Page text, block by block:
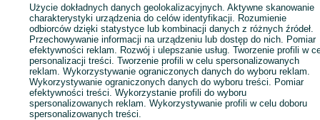
Użycie dokładnych danych geolokalizacyjnych. Aktywne skanowanie
charakterystyki urządzenia do celów identyfikacji. Rozumienie
odbiorców dzięki statystyce lub kombinacji danych z różnych źródeł.
Przechowywanie informacji na urządzeniu lub dostęp do nich. Pomiar
efektywności reklam. Rozwój i ulepszanie usług. Tworzenie profili w
personalizacji treści. Tworzenie profili w celu spersonalizowanych
reklam. Wykorzystywanie ograniczonych danych do wyboru reklam.
Wykorzystywanie ograniczonych danych do wyboru treści. Pomiar
efektywności treści. Wykorzystanie profili do wyboru
spersonalizowanych reklam. Wykorzystywanie profili w celu doboru
spersonalizowanych treści.